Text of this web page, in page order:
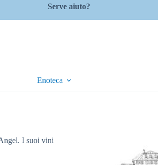
Serve aiuto?
Enoteca
I suoi vini